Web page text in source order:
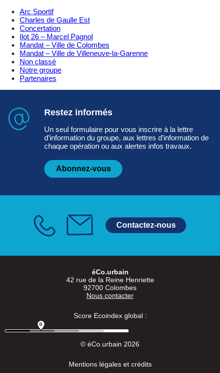
Arc Sportif
Charles de Gaulle Est
Concertation
Ilot 26 – Marcel Pagnol
Mandat – Ville de Colombes
Mandat – Ville de Villeneuve-la-Garenne
Non classé
Notre groupe
Partenaires
Restez informés
Un seul formulaire pour vous inscrire à la lettre
d’information du groupe, aux lettres d’information de
chaque opération ou aux alertes infos travaux.
Abonnez-vous
Contactez-nous
éCo.urbain
42 rue de la Reine Henriette
92700 Colombes
Nous contacter
Score Ecoindex global :
© éCo.urbain 2026
Mentions légales et crédits